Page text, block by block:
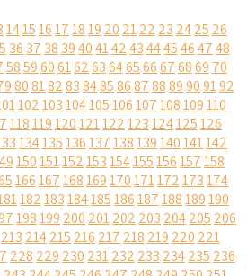
141516171819 20 2122 23 2425 26
36 37 38 39404142434445464748
585960616263646566676869 70
80818283848586878889909192
102103104105106107108109110
118119120121122123124125126
134135136137138139140141142
150151152153154155156157158
166167168169170171172173174
182183184185186187188189190
198199 200 201202 203 204205 206
213 214215 216 217 218 219 220 221
228 229 230 231232 233 234235 236